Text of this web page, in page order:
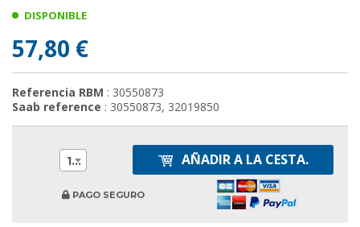
DISPONIBLE
57,80 €
Referencia RBM : 30550873
Saab reference : 30550873, 32019850
1 AÑADIR A LA CESTA.
PAGO SEGURO